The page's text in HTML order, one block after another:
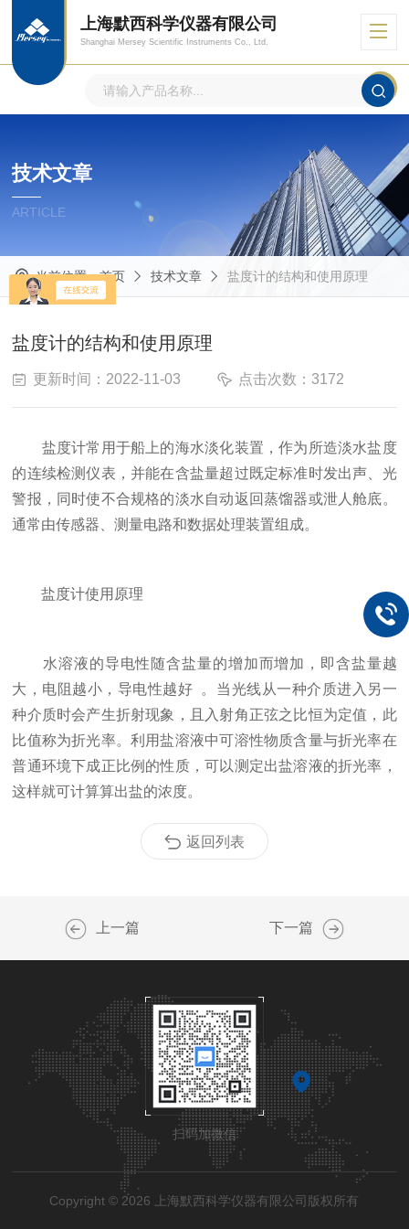
上海默西科学仪器有限公司
Shanghai Mersey Scientific Instruments Co., Ltd.
技术文章
ARTICLE
当前位置：首页 技术文章 盐度计的结构和使用原理
盐度计的结构和使用原理
更新时间：2022-11-03 点击次数：3172
盐度计常用于船上的海水淡化装置，作为所造淡水盐度
的连续检测仪表，并能在含盐量超过既定标准时发出声、光
警报，同时使不合规格的淡水自动返回蒸馏器或泄人舱底。
通常由传感器、测量电路和数据处理装置组成。
盐度计使用原理
水溶液的导电性随含盐量的增加而增加，即含盐量越
大，电阻越小，导电性越好 。当光线从一种介质进入另一
种介质时会产生折射现象，且入射角正弦之比恒为定值，此
比值称为折光率。利用盐溶液中可溶性物质含量与折光率在
普通环境下成正比例的性质，可以测定出盐溶液的折光率，
这样就可计算算出盐的浓度。
返回列表
上一篇 下一篇
扫码加微信
Copyright © 2026 上海默西科学仪器有限公司版权所有